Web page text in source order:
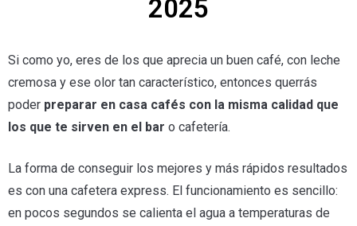
2025
Si como yo, eres de los que aprecia un buen café, con leche
cremosa y ese olor tan característico, entonces querrás
poder preparar en casa cafés con la misma calidad que
los que te sirven en el bar o cafetería.
La forma de conseguir los mejores y más rápidos resultados
es con una cafetera express. El funcionamiento es sencillo:
en pocos segundos se calienta el agua a temperaturas de